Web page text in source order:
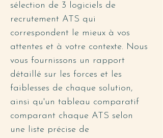
sélection de 3 logiciels de
recrutement ATS qui
correspondent le mieux à vos
attentes et à votre contexte. Nous
vous fournissons un rapport
détaillé sur les forces et les
faiblesses de chaque solution,
ainsi qu'un tableau comparatif
comparant chaque ATS selon
une liste précise de